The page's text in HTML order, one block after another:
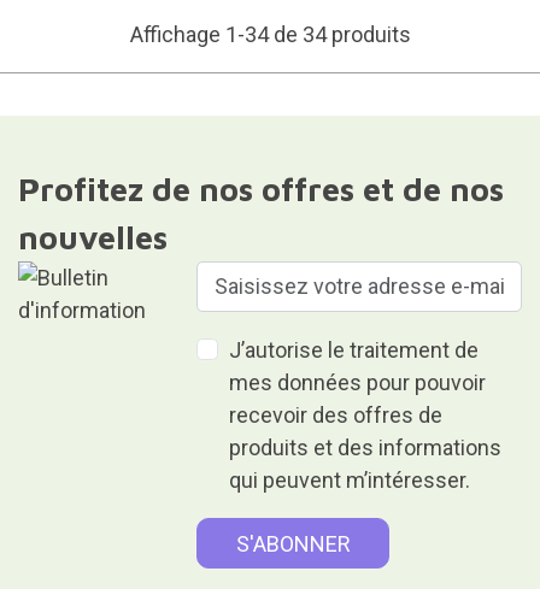
Affichage 1-34 de 34 produits
Profitez de nos offres et de nos
nouvelles
J’autorise le traitement de
mes données pour pouvoir
recevoir des offres de
produits et des informations
qui peuvent m’intéresser.